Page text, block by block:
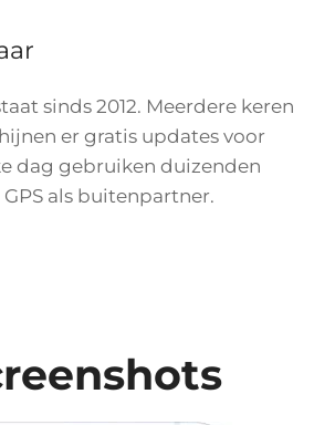
sinds 2012. Meerdere keren
er gratis updates voor
dag gebruiken duizenden
als buitenpartner.